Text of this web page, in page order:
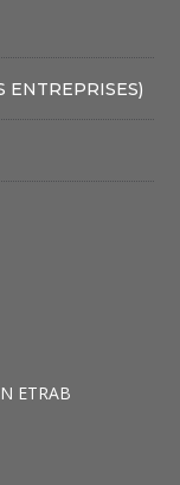
ENTREPRISES)
ETRAB